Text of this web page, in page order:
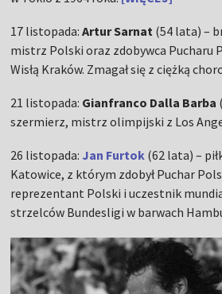
17 listopada:Artur Sarnat (54 lata) –
mistrz Polski oraz zdobywca Pucharu
Wisłą Kraków. Zmagał się z ciężką
21 listopada: Gianfranco Dalla Barba
szermierz, mistrz olimpijski z Los
26 listopada: Jan Furtok (62 lata) –
Katowice, z którym zdobył Puchar
reprezentant Polski i uczestnik
strzelców Bundesligi w barwach